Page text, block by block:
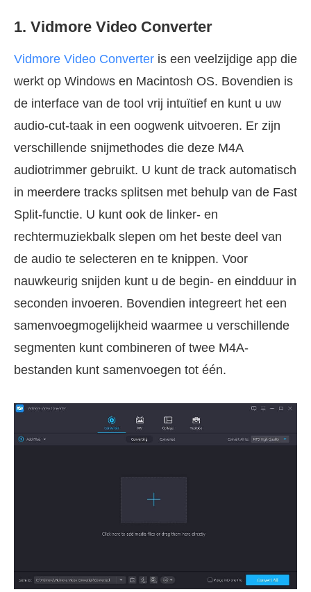
1. Vidmore Video Converter
Vidmore Video Converter is een veelzijdige app die
werkt op Windows en Macintosh OS. Bovendien is
de interface van de tool vrij intuïtief en kunt u uw
audio-cut-taak in een oogwenk uitvoeren. Er zijn
verschillende snijmethodes die deze M4A
audiotrimmer gebruikt. U kunt de track automatisch
in meerdere tracks splitsen met behulp van de Fast
Split-functie. U kunt ook de linker- en
rechtermuziekbalk slepen om het beste deel van
de audio te selecteren en te knippen. Voor
nauwkeurig snijden kunt u de begin- en eindduur in
seconden invoeren. Bovendien integreert het een
samenvoegmogelijkheid waarmee u verschillende
segmenten kunt combineren of twee M4A-
bestanden kunt samenvoegen tot één.